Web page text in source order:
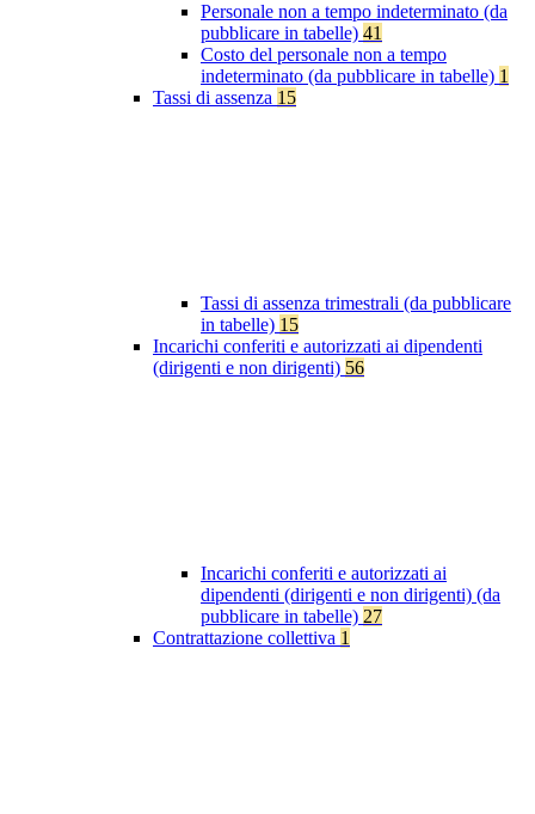
Personale non a tempo indeterminato (da
pubblicare in tabelle) 41
Costo del personale non a tempo
indeterminato (da pubblicare in tabelle) 1
Tassi di assenza 15
Tassi di assenza trimestrali (da pubblicare
in tabelle) 15
Incarichi conferiti e autorizzati ai dipendenti
(dirigenti e non dirigenti) 56
Incarichi conferiti e autorizzati ai
dipendenti (dirigenti e non dirigenti) (da
pubblicare in tabelle) 27
Contrattazione collettiva 1